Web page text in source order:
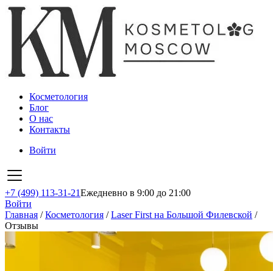
Косметология
Блог
О нас
Контакты
Войти
+7 (499) 113-31-21Ежедневно в 9:00 до 21:00
Войти
Главная /Косметология /Laser First на Большой Филевской /
Отзывы